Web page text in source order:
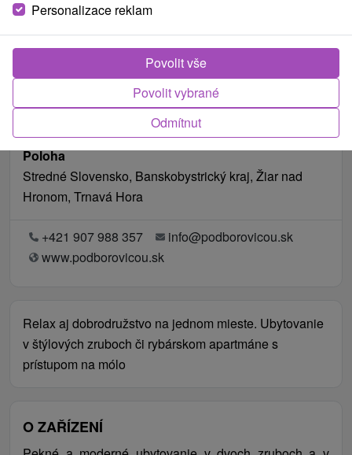
Poloha
Stredné Slovensko, Banskobystrický kraj, Žiar nad
Hronom, Trnavá Hora
+421 907 988 357
info@podborovicou.sk
www.podborovicou.sk
Relax aj dobrodružstvo na jednom mieste. Ubytovanie
v štýlových zruboch či rybárskom apartmáne s
prístupom na mólo
O ZAŘÍZENÍ
Personalizace reklam
Odmítnut
Povolit vybrané
Povolit vše